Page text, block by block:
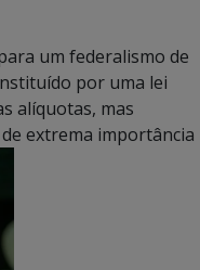
um federalismo de
por uma lei
alíquotas, mas
extrema importância